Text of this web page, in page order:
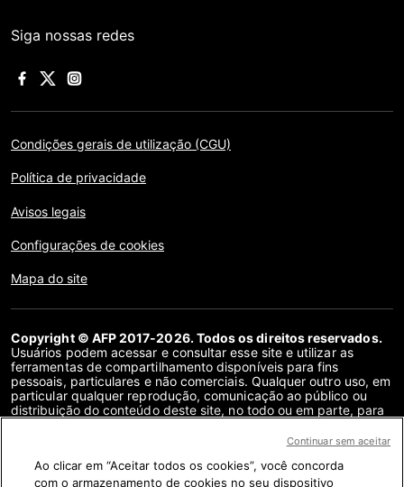
Siga nossas redes
Condições gerais de utilização (CGU)
Política de privacidade
Avisos legais
Configurações de cookies
Mapa do site
Copyright © AFP 2017-2026. Todos os direitos reservados.
Usuários podem acessar e consultar esse site e utilizar as
ferramentas de compartilhamento disponíveis para fins
pessoais, particulares e não comerciais. Qualquer outro uso, em
particular qualquer reprodução, comunicação ao público ou
distribuição do conteúdo deste site, no todo ou em parte, para
contrato de licença específico assinado com a AFP, é
meio de links no conteúdo de verificação de fatos são
fornecidos na medida necessária para a correta compreensão
Ao clicar em “Aceitar todos os cookies”, você concorda
com o armazenamento de cookies no seu dispositivo
Continuar sem aceitar